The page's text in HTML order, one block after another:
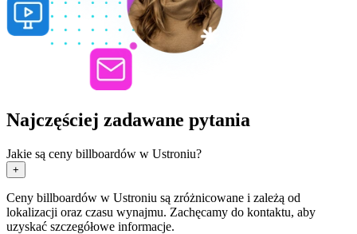
Najczęściej zadawane pytania
Jakie są ceny billboardów w Ustroniu?
+
Ceny billboardów w Ustroniu są zróżnicowane i zależą od
lokalizacji oraz czasu wynajmu. Zachęcamy do kontaktu, aby
uzyskać szczegółowe informacje.